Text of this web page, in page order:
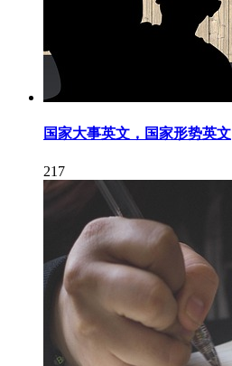
国家大事英文，国家形势英文
217